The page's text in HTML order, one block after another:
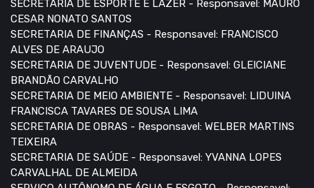
SECRETARIA DE ESPORTE E LAZER - Responsavel: MAURO
CESAR NONATO SANTOS
SECRETARIA DE FINANÇAS - Responsavel: FRANCISCO
ALVES DE ARAUJO
SECRETARIA DE JUVENTUDE - Responsavel: GLEICIANE
BRANDÃO CARVALHO
SECRETARIA DE MEIO AMBIENTE - Responsavel: LIDUINA
FRANCISCA TAVARES DE SOUSA LIMA
SECRETARIA DE OBRAS - Responsavel: WELBER MARTINS
TEIXEIRA
SECRETARIA DE SAÚDE - Responsavel: YVANNA LOPES
CARVALHAL DE ALMEIDA